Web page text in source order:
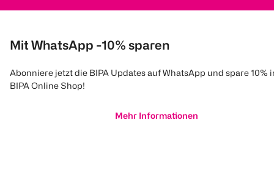
Mit WhatsApp -10% sparen
Abonniere jetzt die BIPA Updates auf WhatsApp und spare 10%
BIPA Online Shop!
Mehr Informationen